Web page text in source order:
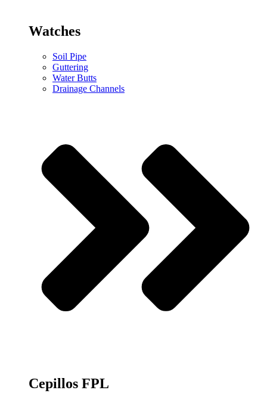
Watches
Soil Pipe
Guttering
Water Butts
Drainage Channels
Cepillos FPL